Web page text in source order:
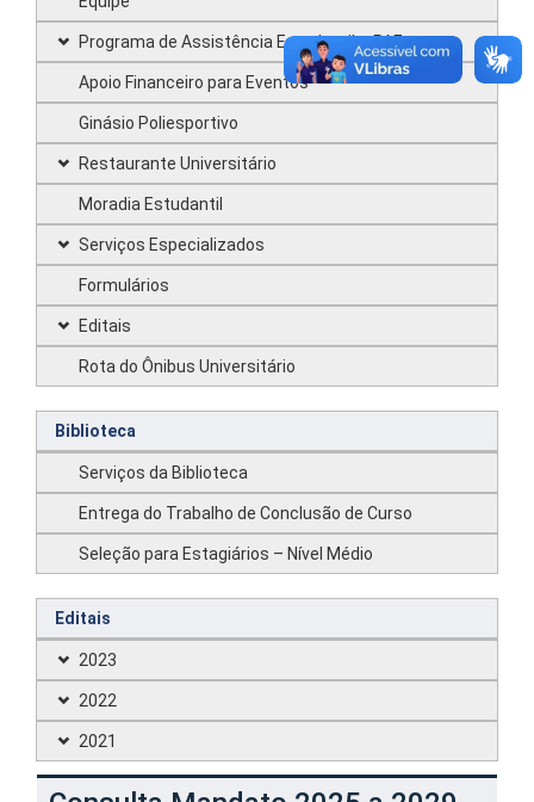
Programa de Assistência Estudantil – PAE
Apoio Financeiro para Eventos
Ginásio Poliesportivo
Restaurante Universitário
Moradia Estudantil
Serviços Especializados
Formulários
Editais
Rota do Ônibus Universitário
Biblioteca
Serviços da Biblioteca
Entrega do Trabalho de Conclusão de Curso
Seleção para Estagiários – Nível Médio
Editais
2023
2022
2021